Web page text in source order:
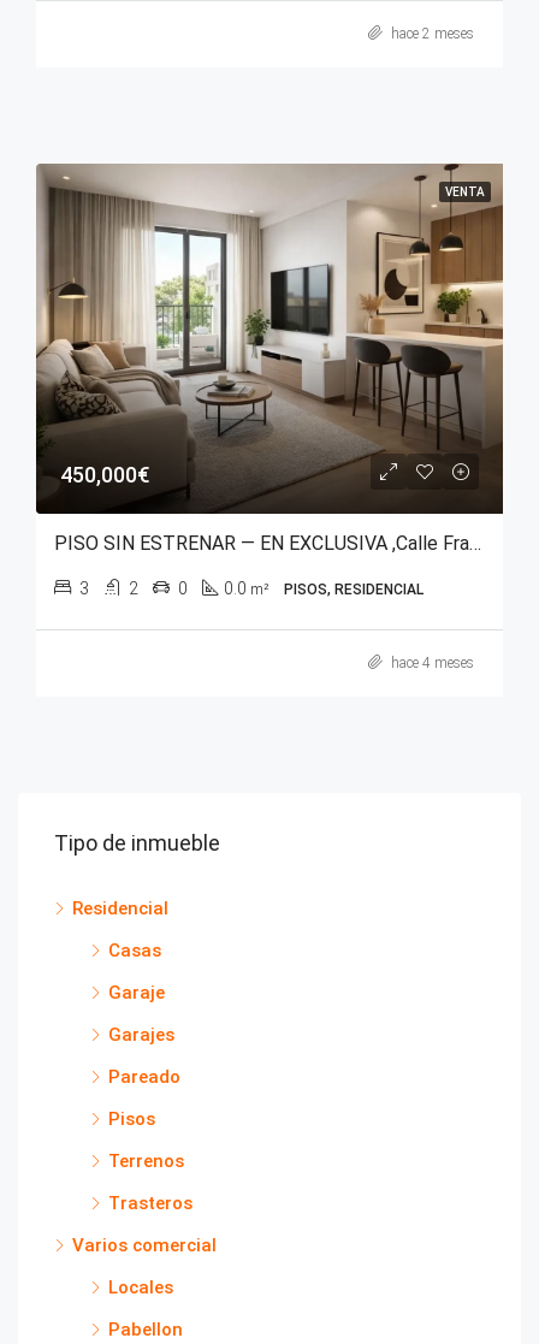
hace 2 meses
VENTA
450,000€
PISO SIN ESTRENAR — EN EXCLUSIVA ,Calle Francia, junto a Calle Paz.
3 2 0 0.0 m² PISOS, RESIDENCIAL
hace 4 meses
Tipo de inmueble
Residencial
Casas
Garaje
Garajes
Pareado
Pisos
Terrenos
Trasteros
Varios comercial
Locales
Pabellon